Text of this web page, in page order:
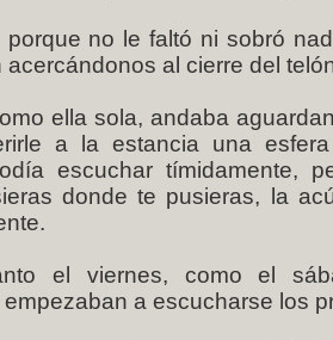
porque no le faltó ni sobró
acercándonos al cierre del
ella sola, andaba
a la estancia una
escuchar tímidamente,
donde te pusieras, la
el viernes, como el
a escucharse los